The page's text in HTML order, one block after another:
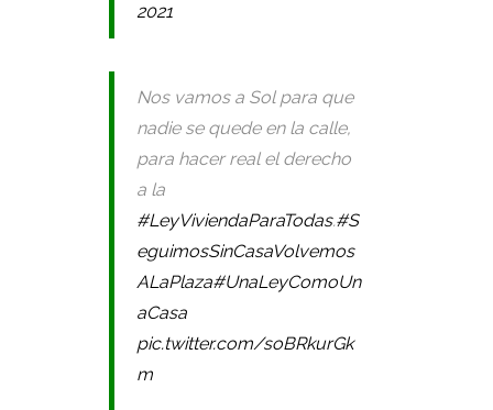
2021
Nos vamos a Sol para que
nadie se quede en la calle,
para hacer real el derecho
a la
#LeyViviendaParaTodas.#S
eguimosSinCasaVolvemos
ALaPlaza#UnaLeyComoUn
aCasa
pic.twitter.com/soBRkurGk
m